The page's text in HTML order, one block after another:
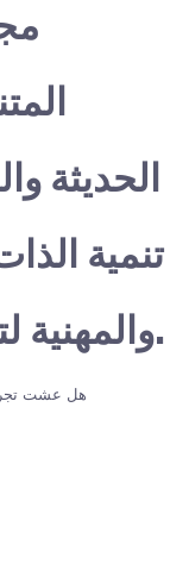
الحديثة
تنمية
والمهنية لتحقيق النجاح المنشود.
هل عشت